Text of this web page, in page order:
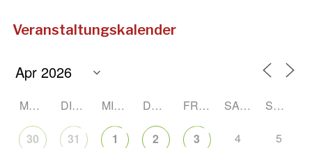
Veranstaltungskalender
MONTAG DIENSTAG MITTWOCH DONNERSTAG FREITAG SAMSTAG SONNTAG
30 31 1 2 3 4 5